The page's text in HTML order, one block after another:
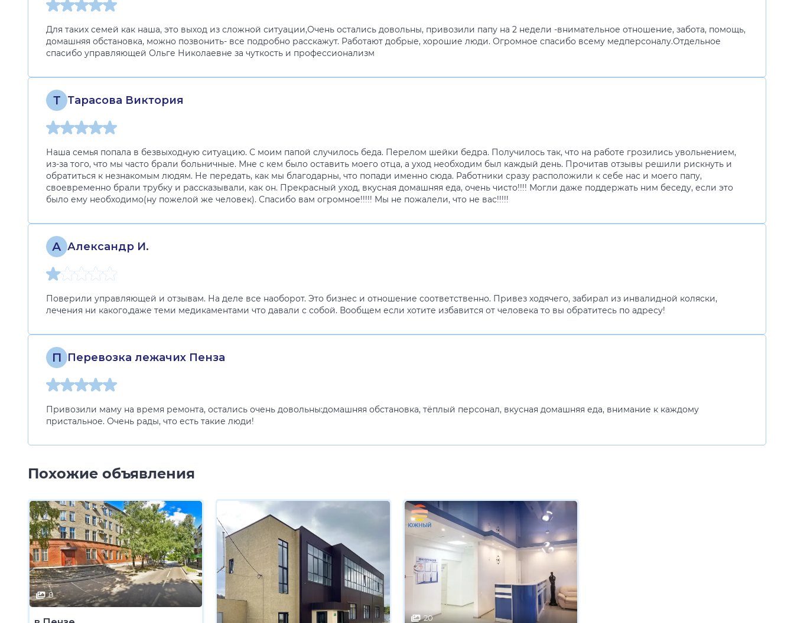
Для таких семей как наша, это выход из сложной ситуации,Очень остались довольны, привозили папу на 2 недели -внимательное отношение, забота, помощь,
домашняя обстановка, можно позвонить- все подробно расскажут. Работают добрые, хорошие люди. Огромное спасибо всему медперсоналу.Отдельное
спасибо управляющей Ольге Николаевне за чуткость и профессионализм
Т Тарасова Виктория
Наша семья попала в безвыходную ситуацию. С моим папой случилось беда. Перелом шейки бедра. Получилось так, что на работе грозились увольнением,
из-за того, что мы часто брали больничные. Мне с кем было оставить моего отца, а уход необходим был каждый день. Прочитав отзывы решили рискнуть и
обратиться к незнакомым людям. Не передать, как мы благодарны, что попади именно сюда. Работники сразу расположили к себе нас и моего папу,
своевременно брали трубку и рассказывали, как он. Прекрасный уход, вкусная домашняя еда, очень чисто!!!! Могли даже поддержать ним беседу, если это
было ему необходимо(ну пожелой же человек). Спасибо вам огромное!!!!! Мы не пожалели, что не вас!!!!!
А Александр И.
Поверили управляющей и отзывам. На деле все наоборот. Это бизнес и отношение соответственно. Привез ходячего, забирал из инвалидной коляски,
лечения ни какого,даже теми медикаментами что давали с собой. Вообщем если хотите избавится от человека то вы обратитесь по адресу!
П Перевозка лежачих Пенза
Привозили маму на время ремонта, остались очень довольны:домашняя обстановка, тёплый персонал, вкусная домашняя еда, внимание к каждому
пристальное. Очень рады, что есть такие люди!
Похожие объявления
8
20